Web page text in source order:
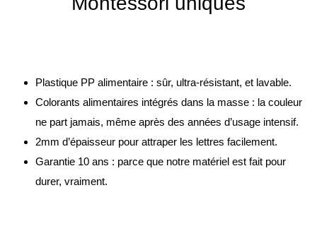
Plastique PP alimentaire : sûr, ultra-résistant, et lavable.
Colorants alimentaires intégrés dans la masse : la couleur
ne part jamais, même après des années d’usage intensif.
2mm d’épaisseur pour attraper les lettres facilement.
Garantie 10 ans : parce que notre matériel est fait pour
durer, vraiment.